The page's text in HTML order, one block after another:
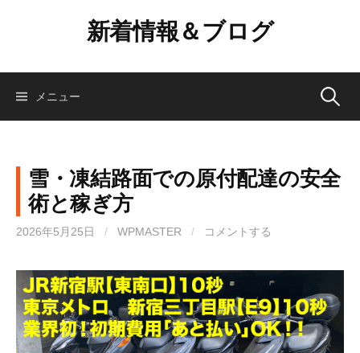
ン
新着情報＆ブログ
メニュー 検
雪・凍結路面での原付配達の安全
術と稼ぎ方
2026年5月25日 / WPMASTER / コメントする